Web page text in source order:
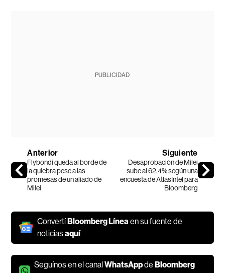
PUBLICIDAD
Anterior
Flybondi queda al borde de
la quiebra pese a las
promesas de un aliado de
Milei
Siguiente
Desaprobación de Milei
sube al 62,4% según una
encuesta de AtlasIntel para
Bloomberg
ConvertíBloomberg Líneaen su fuente de
noticiasaquí
Seguínos en el canalWhatsAppdeBloomberg